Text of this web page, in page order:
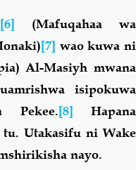
[6] (Mafuqahaa wa
[7] wao kuwa ni
Al-Masiyh mwana
isipokuwa
Pekee.[8] Hapana
tu. Utakasifu ni Wake
nayo.